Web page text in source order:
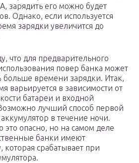
зарядить его можно будет
Однако, если используется
зарядки увеличится до
что для предварительного
повер банка может
больше времени зарядки. Итак,
варьируется в зависимости от
батареи и входной
лучший способ первой
в течение ночи.
это опасно, но на самом деле
банки имеют
которая срабатывает при